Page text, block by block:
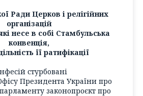
Ради Церков і релігійних
організацій
несе в собі Стамбульська
конвенція,
її ратифікації
стурбовані
Президента України про
законопроєкт про